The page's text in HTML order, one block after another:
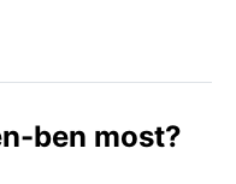
ben most?